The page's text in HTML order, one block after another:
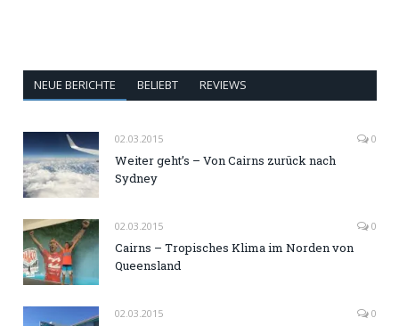
NEUE BERICHTE BELIEBT REVIEWS
02.03.2015 0
Weiter geht’s – Von Cairns zurück nach
Sydney
02.03.2015 0
Cairns – Tropisches Klima im Norden von
Queensland
02.03.2015 0